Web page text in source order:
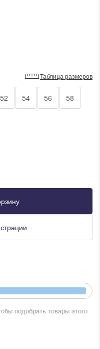
Таблица размеров
52 54 56 58
подобрать товары этого